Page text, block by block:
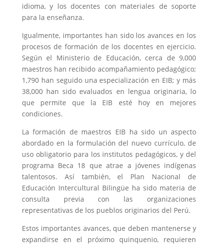
idioma, y los docentes con materiales de soporte
para la enseñanza.
Igualmente, importantes han sido los avances en los
procesos de formación de los docentes en ejercicio.
Según el Ministerio de Educación, cerca de 9,000
maestros han recibido acompañamiento pedagógico;
1,790 han seguido una especialización en EIB; y más
38,000 han sido evaluados en lengua originaria, lo
que permite que la EIB esté hoy en mejores
condiciones.
La formación de maestros EIB ha sido un aspecto
abordado en la formulación del nuevo currículo, de
uso obligatorio para los institutos pedagógicos, y del
programa Beca 18 que atrae a jóvenes indígenas
talentosos. Así también, el Plan Nacional de
Educación Intercultural Bilingüe ha sido materia de
consulta previa con las organizaciones
representativas de los pueblos originarios del Perú.
Estos importantes avances, que deben mantenerse y
expandirse en el próximo quinquenio, requieren